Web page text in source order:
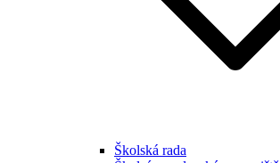
Školská rada